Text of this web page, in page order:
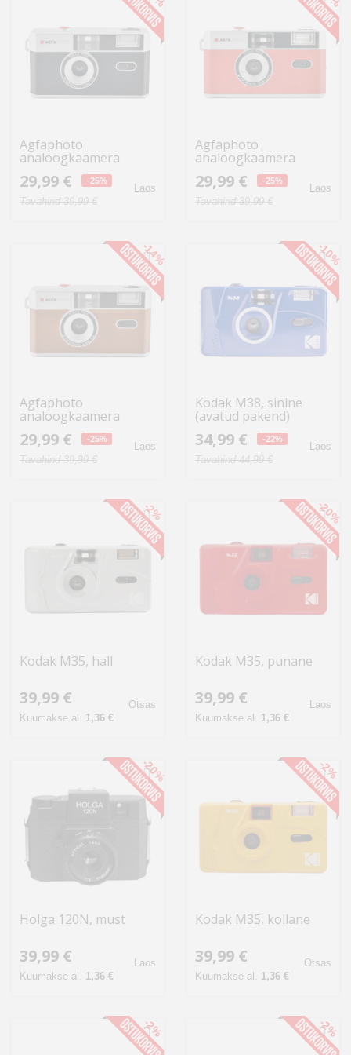
Agfaphoto
analoogkaamera
35mm, must
29,99 € -25%
Tavahind 39,99 €
Laos
Agfaphoto
analoogkaamera
35mm, punane
29,99 € -25%
Tavahind 39,99 €
Laos
Agfaphoto
analoogkaamera
35mm, pruun
29,99 € -25%
Tavahind 39,99 €
Laos
-14%
Kodak M38, sinine
(avatud pakend)
34,99 € -22%
Tavahind 44,99 €
Laos
-10%
Kodak M35, hall
39,99 €
Kuumakse al. 1,36 €
Otsas
-2%
Kodak M35, punane
39,99 €
Kuumakse al. 1,36 €
Laos
-20%
Holga 120N, must
39,99 €
Kuumakse al. 1,36 €
Laos
-20%
Kodak M35, kollane
39,99 €
Kuumakse al. 1,36 €
Otsas
-2%
-2% -2%